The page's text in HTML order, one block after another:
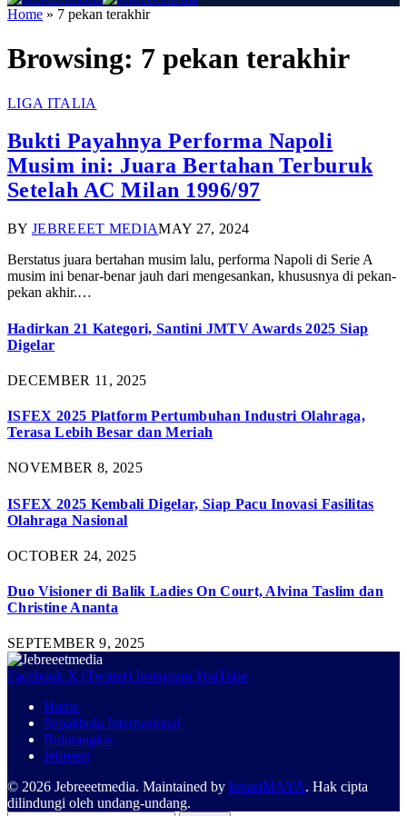
Home » 7 pekan terakhir
Browsing: 7 pekan terakhir
LIGA ITALIA
Bukti Payahnya Performa Napoli
Musim ini: Juara Bertahan Terburuk
Setelah AC Milan 1996/97
BY JEBREEET MEDIAMAY 27, 2024
Berstatus juara bertahan musim lalu, performa Napoli di Serie A
musim ini benar-benar jauh dari mengesankan, khususnya di pekan-
pekan akhir.…
Hadirkan 21 Kategori, Santini JMTV Awards 2025 Siap
Digelar
DECEMBER 11, 2025
ISFEX 2025 Platform Pertumbuhan Industri Olahraga,
Terasa Lebih Besar dan Meriah
NOVEMBER 8, 2025
ISFEX 2025 Kembali Digelar, Siap Pacu Inovasi Fasilitas
Olahraga Nasional
OCTOBER 24, 2025
Duo Visioner di Balik Ladies On Court, Alvina Taslim dan
Christine Ananta
SEPTEMBER 9, 2025
Facebook X (Twitter) InstagramYouTube
Home
Sepakbola Internasional
Bulutangkis
Jebreeet
© 2026 Jebreeetmedia. Maintained by kreasiMAYA. Hak cipta
dilindungi oleh undang-undang.